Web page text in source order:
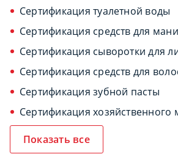
Сертификация туалетной воды
Сертификация средств для
Сертификация сыворотки для
Сертификация средств для
Сертификация зубной пасты
Сертификация хозяйственного
Показать все